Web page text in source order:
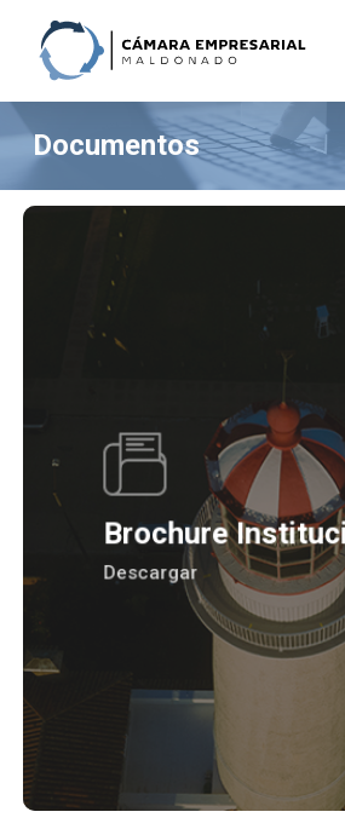
main
content
Documentos
Brochure
Descargar